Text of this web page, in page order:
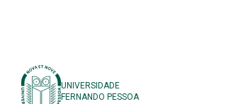
UNIVERSIDADE
FERNANDO PESSOA